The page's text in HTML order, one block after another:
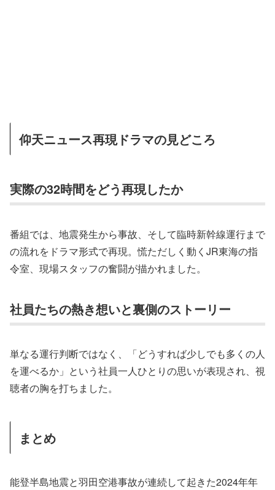
仰天ニュース再現ドラマの見どころ
実際の32時間をどう再現したか
番組では、地震発生から事故、そして臨時新幹線運行まで
の流れをドラマ形式で再現。慌ただしく動くJR東海の指
令室、現場スタッフの奮闘が描かれました。
社員たちの熱き想いと裏側のストーリー
単なる運行判断ではなく、「どうすれば少しでも多くの人
を運べるか」という社員一人ひとりの思いが表現され、視
聴者の胸を打ちました。
まとめ
能登半島地震と羽田空港事故が連続して起きた2024年年